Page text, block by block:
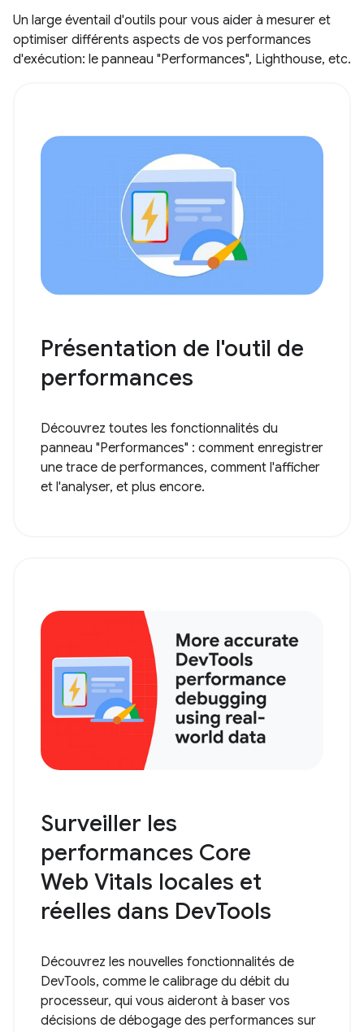
Un large éventail d'outils pour vous aider à mesurer et
optimiser différents aspects de vos performances
d'exécution: le panneau "Performances", Lighthouse, etc.
Présentation de l'outil de
performances
Découvrez toutes les fonctionnalités du
panneau "Performances" : comment enregistrer
une trace de performances, comment l'afficher
et l'analyser, et plus encore.
Surveiller les
performances Core
Web Vitals locales et
réelles dans DevTools
Découvrez les nouvelles fonctionnalités de
DevTools, comme le calibrage du débit du
processeur, qui vous aideront à baser vos
décisions de débogage des performances sur